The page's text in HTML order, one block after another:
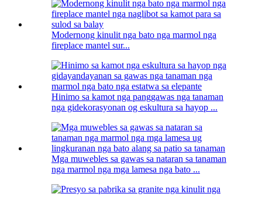
Modernong kinulit nga bato nga marmol nga
fireplace mantel sur...
Hinimo sa kamot nga panggawas nga tanaman
nga gidekorasyonan og eskultura sa hayop ...
Mga muwebles sa gawas sa nataran sa tanaman
nga marmol nga mga lamesa nga bato ...